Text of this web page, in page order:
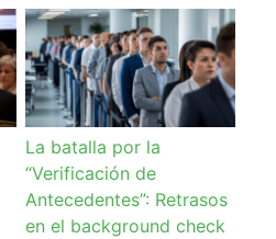
La batalla por la
“Verificación de
Antecedentes”: Retrasos
en el background check